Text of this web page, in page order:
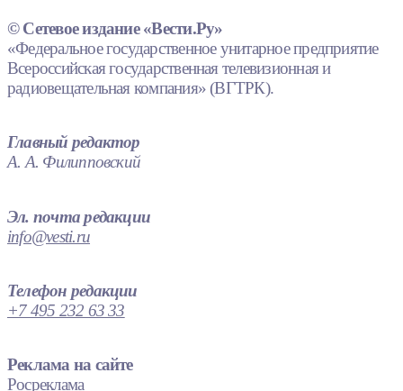
© Сетевое издание «Вести.Ру»
«Федеральное государственное унитарное предприятие
Всероссийская государственная телевизионная и
радиовещательная компания» (ВГТРК).
Главный редактор
А. А. Филипповский
Эл. почта редакции
info@vesti.ru
Телефон редакции
+7 495 232 63 33
Реклама на сайте
Росреклама